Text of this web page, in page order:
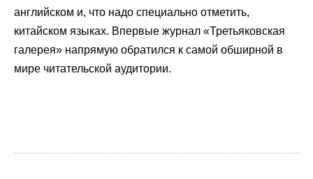
английском и, что надо специально отметить,
китайском языках. Впервые журнал «Третьяковская
галерея» напрямую обратился к самой обширной в
мире читательской аудитории.